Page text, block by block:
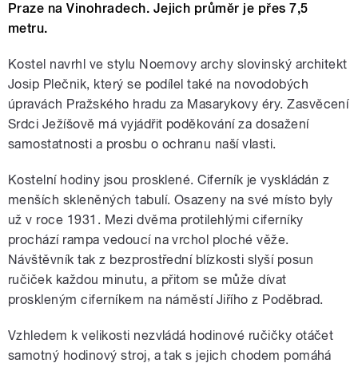
Praze na Vinohradech. Jejich průměr je přes 7,5
metru.
Kostel navrhl ve stylu Noemovy archy slovinský architekt
Josip Plečnik, který se podílel také na novodobých
úpravách Pražského hradu za Masarykovy éry. Zasvěcení
Srdci Ježíšově má vyjádřit poděkování za dosažení
samostatnosti a prosbu o ochranu naší vlasti.
Kostelní hodiny jsou prosklené. Ciferník je vyskládán z
menších skleněných tabulí. Osazeny na své místo byly
už v roce 1931. Mezi dvěma protilehlými ciferníky
prochází rampa vedoucí na vrchol ploché věže.
Návštěvník tak z bezprostřední blízkosti slyší posun
ručiček každou minutu, a přitom se může dívat
proskleným ciferníkem na náměstí Jiřího z Poděbrad.
Vzhledem k velikosti nezvládá hodinové ručičky otáčet
samotný hodinový stroj, a tak s jejich chodem pomáhá